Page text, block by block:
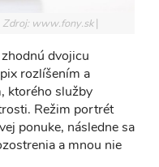
Zdroj: www.fony.sk
dvojicu
rozlíšením a
ktorého služby
Režim portrét
ponuke, následne sa
a mnou nie